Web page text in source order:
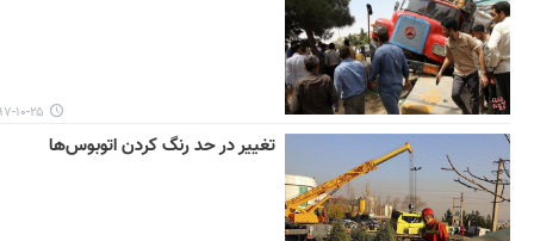
۱۳۹۷-۱۰-۲۵
تغییر در حد رنگ کردن اتوبوس‌ها